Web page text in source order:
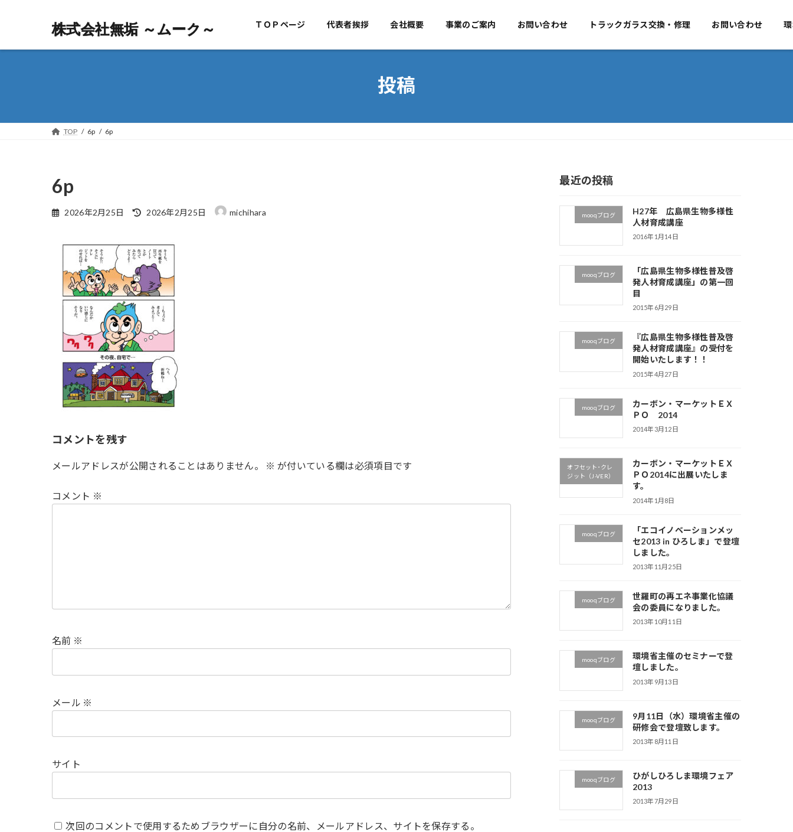
株式会社無垢 ～ムーク～ TOPページ 代表者挨拶 会社概要 事業のご案内 お問い合わせ
株式会社無垢 ～ムーク～ ＴＯＰページ 代表者挨拶 会社概要 事業のご案内 お問い合わせ トラックガラス交換・修理 お問い合わせ
投稿
TOP 6p 6p
6p
2026年2月25日
最
新
日
時
2026年2月25日 michihara
コメントを残す
メールアドレスが公開されることはありません。 ※ が付いている欄は必須項目です
コメント ※
名前 ※
メール ※
サイト
次回のコメントで使用するためブラウザーに自分の名前、メールアドレス、サイトを保存する。
最近の投稿
mooqブログ
H27年 広島県生物多様性
人材育成講座
2016年1月14日
mooqブログ
「広島県生物多様性普及啓
発人材育成講座」の第一回
目
2015年6月29日
mooqブログ
『広島県生物多様性普及啓
発人材育成講座』の受付を
開始いたします！！
2015年4月27日
mooqブログ
カーボン・マーケットＥＸ
ＰＯ 2014
2014年3月12日
オフセット･クレ
ジット（J-VER）
カーボン・マーケットＥＸ
ＰＯ2014に出展いたしま
す。
2014年1月8日
mooqブログ
「エコイノベーションメッ
セ2013 in ひろしま」で登壇
しました。
2013年11月25日
mooqブログ
世羅町の再エネ事業化協議
会の委員になりました。
2013年10月11日
mooqブログ
環境省主催のセミナーで登
壇しました。
2013年9月13日
mooqブログ
9月11日（水）環境省主催の
研修会で登壇致します。
2013年8月11日
mooqブログ
ひがしひろしま環境フェア
2013
2013年7月29日